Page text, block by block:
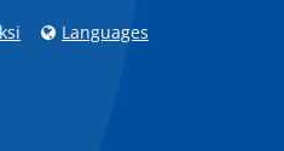
Languages